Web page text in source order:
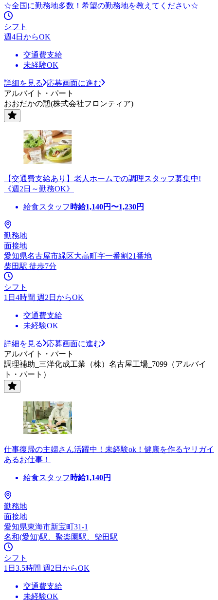
☆全国に勤務地多数！希望の勤務地を教えてください☆
シフト
週4日からOK
交通費支給
未経験OK
詳細を見る
応募画面に進む
アルバイト・パート
おおだかの憩(株式会社フロンティア)
【交通費支給あり】老人ホームでの調理スタッフ募集中!
《週2日～勤務OK》
給食スタッフ 時給1,140円〜1,230円
勤務地
面接地
愛知県名古屋市緑区大高町字一番割21番地
柴田駅 徒歩7分
シフト
1日4時間 週2日からOK
交通費支給
未経験OK
詳細を見る
応募画面に進む
アルバイト・パート
調理補助_三洋化成工業（株）名古屋工場_7099（アルバイ
ト・パート）
仕事復帰の主婦さん活躍中！未経験ok！健康を作るヤリガイ
あるお仕事！
給食スタッフ 時給1,140円
勤務地
面接地
愛知県東海市新宝町31-1
名和(愛知)駅、聚楽園駅、柴田駅
シフト
1日3.5時間 週2日からOK
交通費支給
未経験OK